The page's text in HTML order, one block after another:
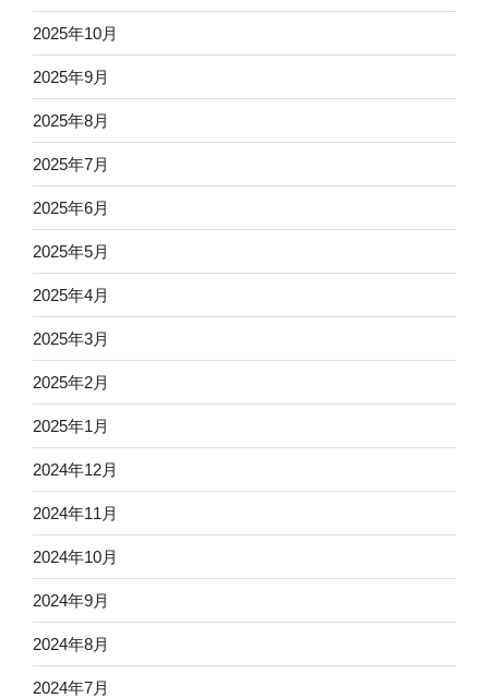
2025年10月
2025年9月
2025年8月
2025年7月
2025年6月
2025年5月
2025年4月
2025年3月
2025年2月
2025年1月
2024年12月
2024年11月
2024年10月
2024年9月
2024年8月
2024年7月